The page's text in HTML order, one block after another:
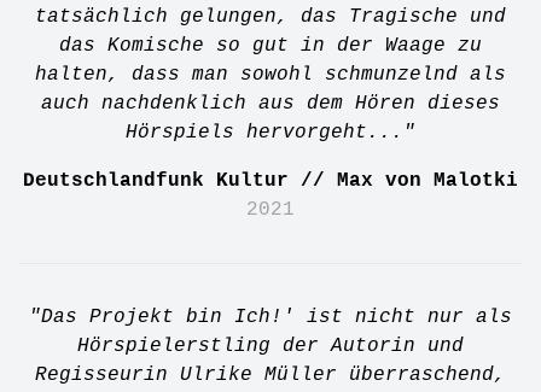
tatsächlich gelungen, das Tragische und
das Komische so gut in der Waage zu
halten, dass man sowohl schmunzelnd als
auch nachdenklich aus dem Hören dieses
Hörspiels hervorgeht..."
Deutschlandfunk Kultur // Max von Malotki
2021
"Das Projekt bin Ich!' ist nicht nur als
Hörspielerstling der Autorin und
Regisseurin Ulrike Müller überraschend,